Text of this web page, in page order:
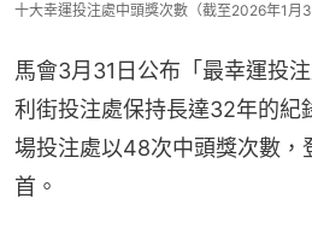
十大幸運投注處中頭獎次數（截至2026年1月
馬會3月31日公布「最幸運投
利街投注處保持長達32年的紀
場投注處以48次中頭獎次數，
首。